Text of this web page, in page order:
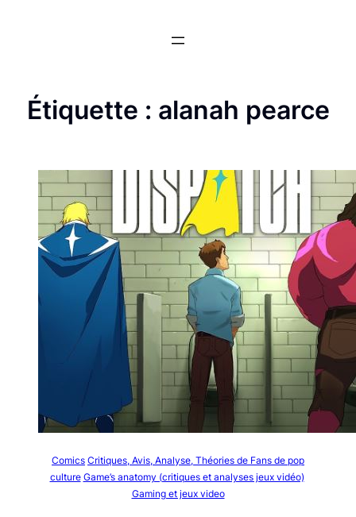
Étiquette : alanah pearce
Comics Critiques, Avis, Analyse, Théories de Fans de pop
culture Game’s anatomy (critiques et analyses jeux vidéo)
Gaming et jeux video